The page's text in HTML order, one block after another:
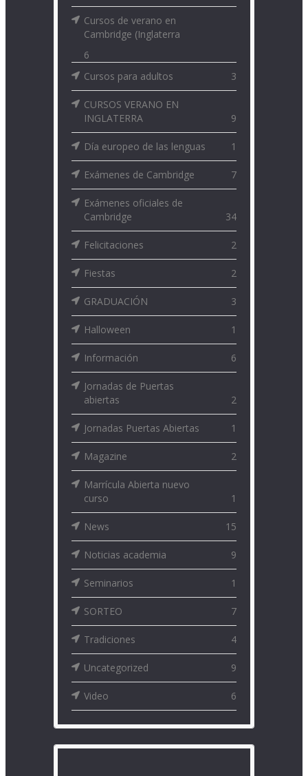
Cursos de verano en
Cambridge (Inglaterra
6
Cursos para adultos
3
CURSOS VERANO EN
INGLATERRA
9
Día europeo de las lenguas 1
Exámenes de Cambridge 7
Exámenes oficiales de
Cambridge
34
Felicitaciones 2
Fiestas 2
GRADUACIÓN 3
Halloween 1
Información 6
Jornadas de Puertas
abiertas
2
Jornadas Puertas Abiertas 1
Magazine 2
Marrícula Abierta nuevo
curso
1
News 15
Noticias academia 9
Seminarios 1
SORTEO 7
Tradiciones 4
Uncategorized 9
Video 6